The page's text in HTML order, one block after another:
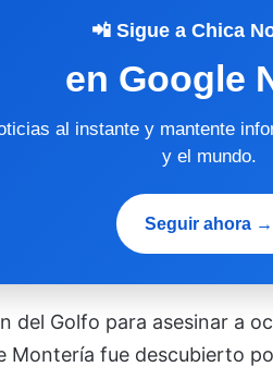
📲 Sigue a Chica
en Google
al instante y mantente
y el mundo.
Seguir ahora →
del Golfo para asesinar a
Montería fue descubierto